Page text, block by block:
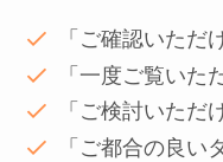
「ご確認いただ
「一度ご覧いた
「ご検討いただ
「ご都合の良い